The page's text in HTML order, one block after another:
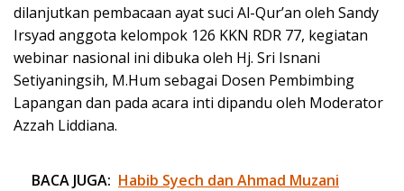
dilanjutkan pembacaan ayat suci Al-Qur’an oleh Sandy
Irsyad anggota kelompok 126 KKN RDR 77, kegiatan
webinar nasional ini dibuka oleh Hj. Sri Isnani
Setiyaningsih, M.Hum sebagai Dosen Pembimbing
Lapangan dan pada acara inti dipandu oleh Moderator
Azzah Liddiana.
BACA JUGA: Habib Syech dan Ahmad Muzani